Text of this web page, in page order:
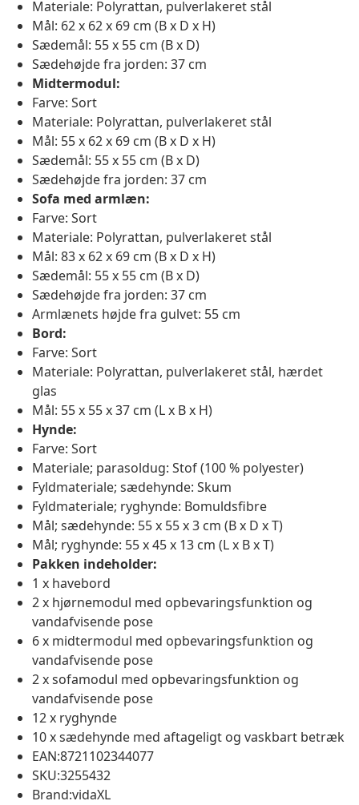
Materiale: Polyrattan, pulverlakeret stål
Mål: 62 x 62 x 69 cm (B x D x H)
Sædemål: 55 x 55 cm (B x D)
Sædehøjde fra jorden: 37 cm
Midtermodul:
Farve: Sort
Materiale: Polyrattan, pulverlakeret stål
Mål: 55 x 62 x 69 cm (B x D x H)
Sædemål: 55 x 55 cm (B x D)
Sædehøjde fra jorden: 37 cm
Sofa med armlæn:
Farve: Sort
Materiale: Polyrattan, pulverlakeret stål
Mål: 83 x 62 x 69 cm (B x D x H)
Sædemål: 55 x 55 cm (B x D)
Sædehøjde fra jorden: 37 cm
Armlænets højde fra gulvet: 55 cm
Bord:
Farve: Sort
Materiale: Polyrattan, pulverlakeret stål, hærdet
glas
Mål: 55 x 55 x 37 cm (L x B x H)
Hynde:
Farve: Sort
Materiale; parasoldug: Stof (100 % polyester)
Fyldmateriale; sædehynde: Skum
Fyldmateriale; ryghynde: Bomuldsfibre
Mål; sædehynde: 55 x 55 x 3 cm (B x D x T)
Mål; ryghynde: 55 x 45 x 13 cm (L x B x T)
Pakken indeholder:
1 x havebord
2 x hjørnemodul med opbevaringsfunktion og
vandafvisende pose
6 x midtermodul med opbevaringsfunktion og
vandafvisende pose
2 x sofamodul med opbevaringsfunktion og
vandafvisende pose
12 x ryghynde
10 x sædehynde med aftageligt og vaskbart betræk
EAN:8721102344077
SKU:3255432
Brand:vidaXL